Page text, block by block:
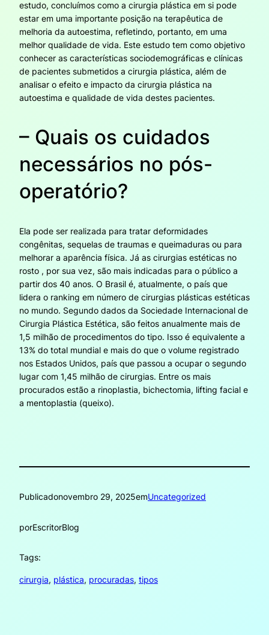
estudo, concluímos como a cirurgia plástica em si pode
estar em uma importante posição na terapêutica de
melhoria da autoestima, refletindo, portanto, em uma
melhor qualidade de vida. Este estudo tem como objetivo
conhecer as características sociodemográficas e clínicas
de pacientes submetidos a cirurgia plástica, além de
analisar o efeito e impacto da cirurgia plástica na
autoestima e qualidade de vida destes pacientes.
– Quais os cuidados
necessários no pós-
operatório?
Ela pode ser realizada para tratar deformidades
congênitas, sequelas de traumas e queimaduras ou para
melhorar a aparência física. Já as cirurgias estéticas no
rosto , por sua vez, são mais indicadas para o público a
partir dos 40 anos. O Brasil é, atualmente, o país que
lidera o ranking em número de cirurgias plásticas estéticas
no mundo. Segundo dados da Sociedade Internacional de
Cirurgia Plástica Estética, são feitos anualmente mais de
1,5 milhão de procedimentos do tipo. Isso é equivalente a
13% do total mundial e mais do que o volume registrado
nos Estados Unidos, país que passou a ocupar o segundo
lugar com 1,45 milhão de cirurgias. Entre os mais
procurados estão a rinoplastia, bichectomia, lifting facial e
a mentoplastia (queixo).
Publicadonovembro 29, 2025emUncategorized
porEscritorBlog
Tags:
cirurgia, plástica, procuradas, tipos